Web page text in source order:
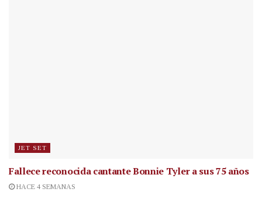
JET SET
Fallece reconocida cantanteBonnie Tyler a sus 75 años
HACE 4 SEMANAS